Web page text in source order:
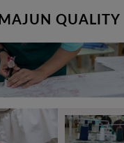
MAJUN QUALITY